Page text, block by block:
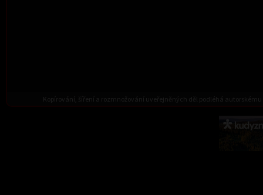
Kopírování, šíření a rozmnožování uveřejněných děl podléhá autorskému